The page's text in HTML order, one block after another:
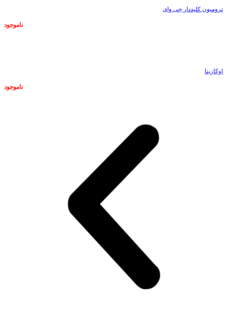
ترومبون کلیددار جی وای
ناموجود
اوکارینا
ناموجود